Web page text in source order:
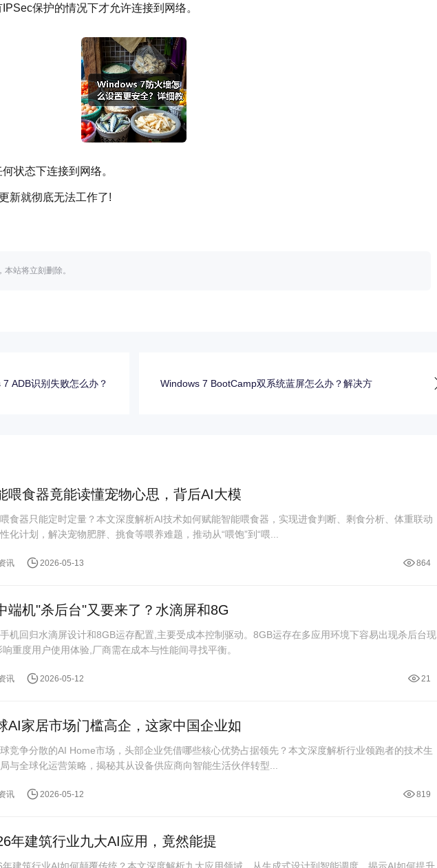
保护的情况下才允许连接到网络。
状态下连接到网络。
新就彻底无法工作了!
站将立刻删除。
7 ADB识别失败怎么办？ Windows 7 BootCamp双系统蓝屏怎么办？解决方
喂食器竟能读懂宠物心思，背后AI大模
食器只能定时定量？本文深度解析AI技术如何赋能智能喂食器，实现进食判断、剩食分析、体重联动
化计划，解决宠物肥胖、挑食等喂养难题，推动从“喂饱”到“喂...
讯 2026-05-13 864
端机"杀后台"又要来了？水滴屏和8G
机回归水滴屏设计和8GB运存配置,主要受成本控制驱动。8GB运存在多应用环境下容易出现杀后台现
响重度用户使用体验,厂商需在成本与性能间寻找平衡。
讯 2026-05-12 21
AI家居市场门槛高企，这家中国企业如
竞争分散的AI Home市场，头部企业凭借哪些核心优势占据领先？本文深度解析行业领跑者的技术生
与全球化运营策略，揭秘其从设备供应商向智能生活伙伴转型...
讯 2026-05-12 819
年建筑行业九大AI应用，竟然能提
年建筑行业AI如何颠覆传统？本文深度解析九大应用领域，从生成式设计到智能调度，揭示AI如何提升